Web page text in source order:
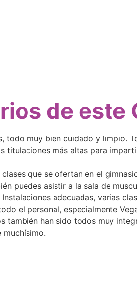
de este
todo muy bien cuidado y limpio.
más altas para
que se ofertan en el
puedes asistir a la sala de
adecuadas, varias
el personal, especialmente
también han sido todos muy
muchísimo.